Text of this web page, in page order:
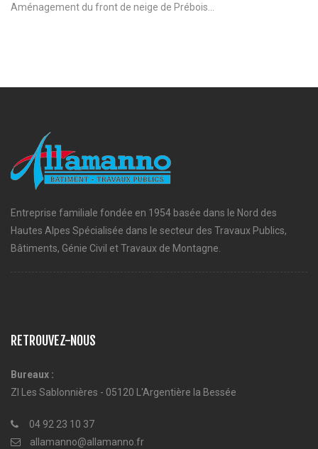
Aménagement du front de neige de Prébois...
Entreprise familiale fondée en 1954 basée dans le Nord des
Hautes Alpes Spécialisée dans le secteur des Travaux Publics,
Bâtiments, Génie Civil et Travaux de Montagne.
RETROUVEZ-NOUS
Bureaux :
ZI Les Sablonnières - 05120 L'Argentière la Bessée
04 92 23 10 37
allamanno@allamanno.fr